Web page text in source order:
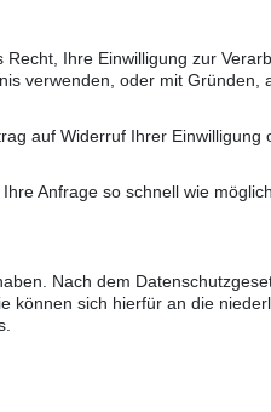
Ihre Einwilligung zur
verwenden, oder mit Gründen,
auf Widerruf Ihrer Einwilligung
Anfrage so schnell wie
Nach dem
sich hierfür an die